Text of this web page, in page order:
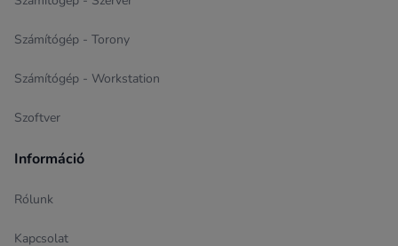
Számítógép - Torony
Számítógép - Workstation
Szoftver
Információ
Rólunk
Kapcsolat